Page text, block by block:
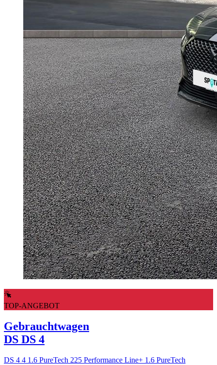
TOP-ANGEBOT
Gebrauchtwagen
DS DS 4
DS 4 4 1.6 PureTech 225 Performance Line+ 1.6 PureTech